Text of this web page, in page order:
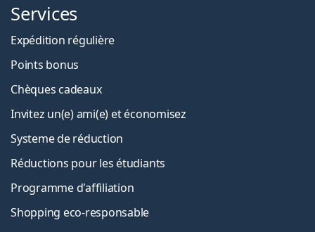
Services
Expédition régulière
Points bonus
Chèques cadeaux
Invitez un(e) ami(e) et économisez
Systeme de réduction
Réductions pour les étudiants
Programme d'affiliation
Shopping eco-responsable